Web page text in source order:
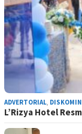
ADVERTORIAL,
L’Rizya Hotel